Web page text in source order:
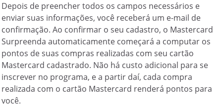
Depois de preencher todos os campos necessários e
enviar suas informações, você receberá um e-mail de
confirmação. Ao confirmar o seu cadastro, o Mastercard
Surpreenda automaticamente começará a computar os
pontos de suas compras realizadas com seu cartão
Mastercard cadastrado. Não há custo adicional para se
inscrever no programa, e a partir daí, cada compra
realizada com o cartão Mastercard renderá pontos para
você.